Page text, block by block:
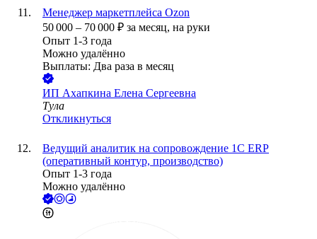
Менеджер маркетплейса Ozon
50 000 – 70 000 ₽ за месяц, на руки
Опыт 1-3 года
Можно удалённо
Выплаты: Два раза в месяц
ИП Ахапкина Елена Сергеевна
Тула
Откликнуться
Ведущий аналитик на сопровождение 1С ERP
(оперативный контур, производство)
Опыт 1-3 года
Можно удалённо